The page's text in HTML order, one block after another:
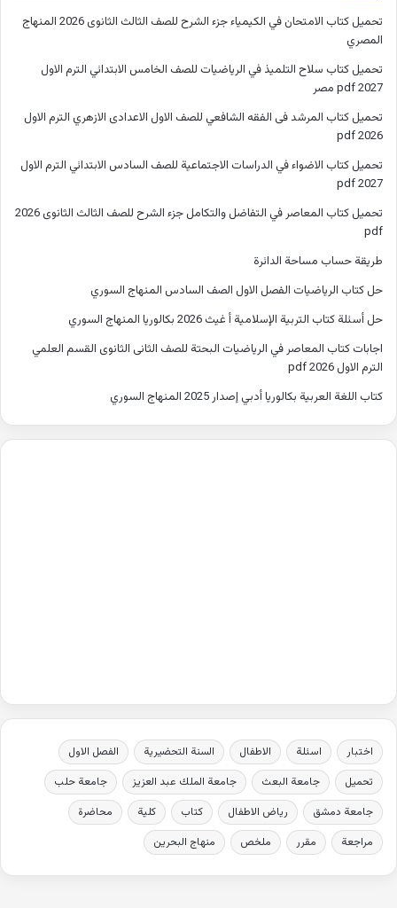
تحميل كتاب الامتحان في الكيمياء جزء الشرح للصف الثالث الثانوى 2026 المنهاج
المصري
تحميل كتاب سلاح التلميذ في الرياضيات للصف الخامس الابتدائي الترم الاول
2027 pdf مصر
تحميل كتاب المرشد فى الفقه الشافعي للصف الاول الاعدادى الازهري الترم الاول
2026 pdf
تحميل كتاب الاضواء في الدراسات الاجتماعية للصف السادس الابتدائي الترم الاول
2027 pdf
تحميل كتاب المعاصر في التفاضل والتكامل جزء الشرح للصف الثالث الثانوى 2026
pdf
طريقة حساب مساحة الدائرة
حل كتاب الرياضيات الفصل الاول الصف السادس المنهاج السوري
حل أسئلة كتاب التربية الإسلامية أ غيث 2026 بكالوريا المنهاج السوري
اجابات كتاب المعاصر في الرياضيات البحتة للصف الثانى الثانوى القسم العلمي
الترم الاول 2026 pdf
كتاب اللغة العربية بكالوريا أدبي إصدار 2025 المنهاج السوري
اختبار اسئلة الاطفال السنة التحضيرية
الفصل الاول
تحميل
جامعة البعث جامعة الملك عبد العزيز
جامعة حلب
جامعة دمشق
رياض الاطفال كتاب كلية
محاضرة
مراجعة
مقرر ملخص منهاج البحرين